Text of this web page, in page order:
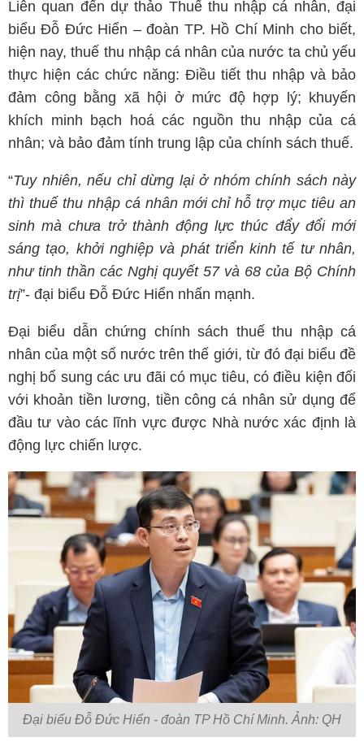
Liên quan đến dự thảo Thuế thu nhập cá nhân, đại
biểu Đỗ Đức Hiển – đoàn TP. Hồ Chí Minh cho biết,
hiện nay, thuế thu nhập cá nhân của nước ta chủ yếu
thực hiện các chức năng: Điều tiết thu nhập và bảo
đảm công bằng xã hội ở mức độ hợp lý; khuyến
khích minh bạch hoá các nguồn thu nhập của cá
nhân; và bảo đảm tính trung lập của chính sách thuế.
“Tuy nhiên, nếu chỉ dừng lại ở nhóm chính sách này
thì thuế thu nhập cá nhân mới chỉ hỗ trợ mục tiêu an
sinh mà chưa trở thành động lực thúc đẩy đổi mới
sáng tạo, khởi nghiệp và phát triển kinh tế tư nhân,
như tinh thần các Nghị quyết 57 và 68 của Bộ Chính
trị”- đại biểu Đỗ Đức Hiển nhấn mạnh.
Đại biểu dẫn chứng chính sách thuế thu nhập cá
nhân của một số nước trên thế giới, từ đó đại biểu đề
nghị bổ sung các ưu đãi có mục tiêu, có điều kiện đối
với khoản tiền lương, tiền công cá nhân sử dụng để
đầu tư vào các lĩnh vực được Nhà nước xác định là
động lực chiến lược.
Đại biểu Đỗ Đức Hiển - đoàn TP Hồ Chí Minh. Ảnh: QH